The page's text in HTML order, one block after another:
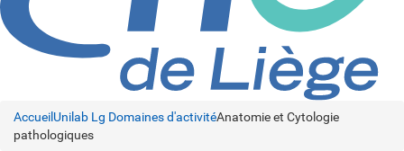
Accueil Unilab Lg Domaines d'activitéAnatomie et Cytologie
pathologiques